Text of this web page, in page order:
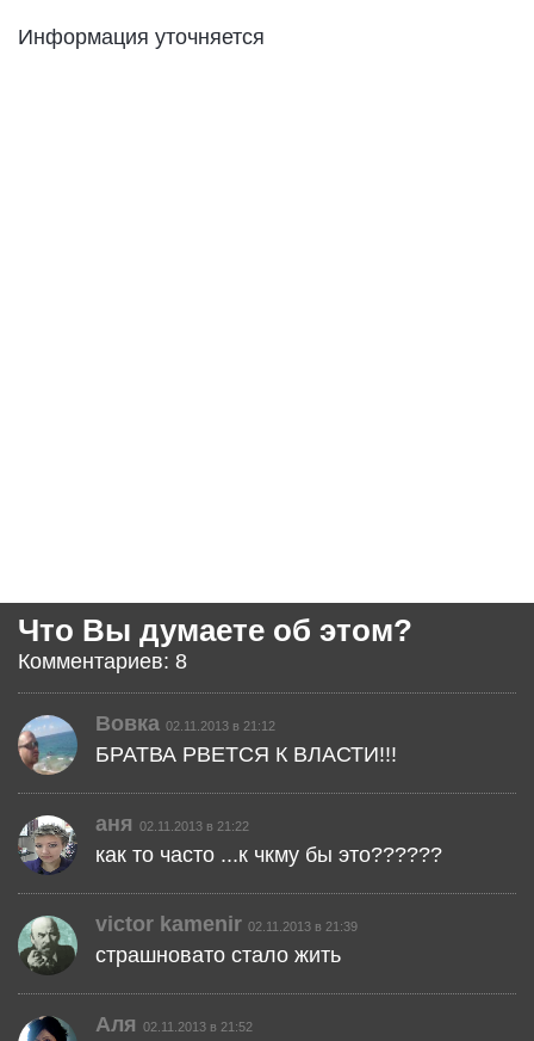
Информация уточняется
Что Вы думаете об этом?
Комментариев: 8
Вовка 02.11.2013 в 21:12
БРАТВА РВЕТСЯ К ВЛАСТИ!!!
аня 02.11.2013 в 21:22
как то часто ...к чкму бы это??????
victor kamenir 02.11.2013 в 21:39
страшновато стало жить
Аля 02.11.2013 в 21:52